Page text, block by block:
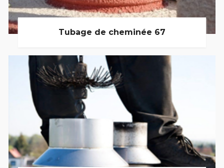
Tubage de cheminée 67